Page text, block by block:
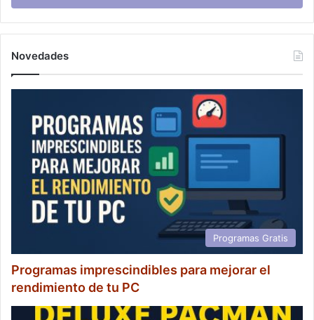
Novedades
Programas Gratis
Programas imprescindibles para mejorar el
rendimiento de tu PC